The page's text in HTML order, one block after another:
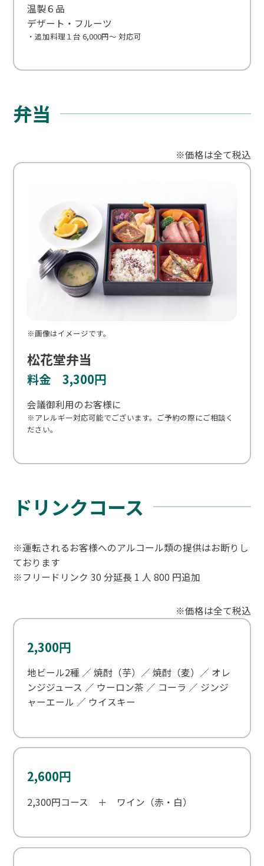
温製６品
デザート・フルーツ
・追加料理１台 6,000円～ 対応可
弁当
※価格は全て税込
※画像はイメージです。
松花堂弁当
料金 3,300円
会議御利用のお客様に
※アレルギー対応可能でございます。ご予約の際にご相談く
ださい。
ドリンクコース
※運転されるお客様へのアルコール類の提供はお断りし
ております
※フリードリンク 30 分延長 1 人 800 円追加
※価格は全て税込
2,300円
地ビール2種 ／ 焼酎（芋）／ 焼酎（麦）／ オレ
ンジジュース ／ ウーロン茶 ／ コーラ ／ ジンジ
ャーエール ／ ウイスキー
2,600円
2,300円コース ＋ ワイン（赤・白）